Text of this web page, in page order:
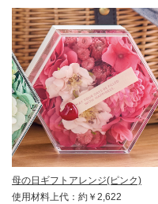
母の日ギフトアレンジ(ピンク)
使用材料上代：約￥2,622